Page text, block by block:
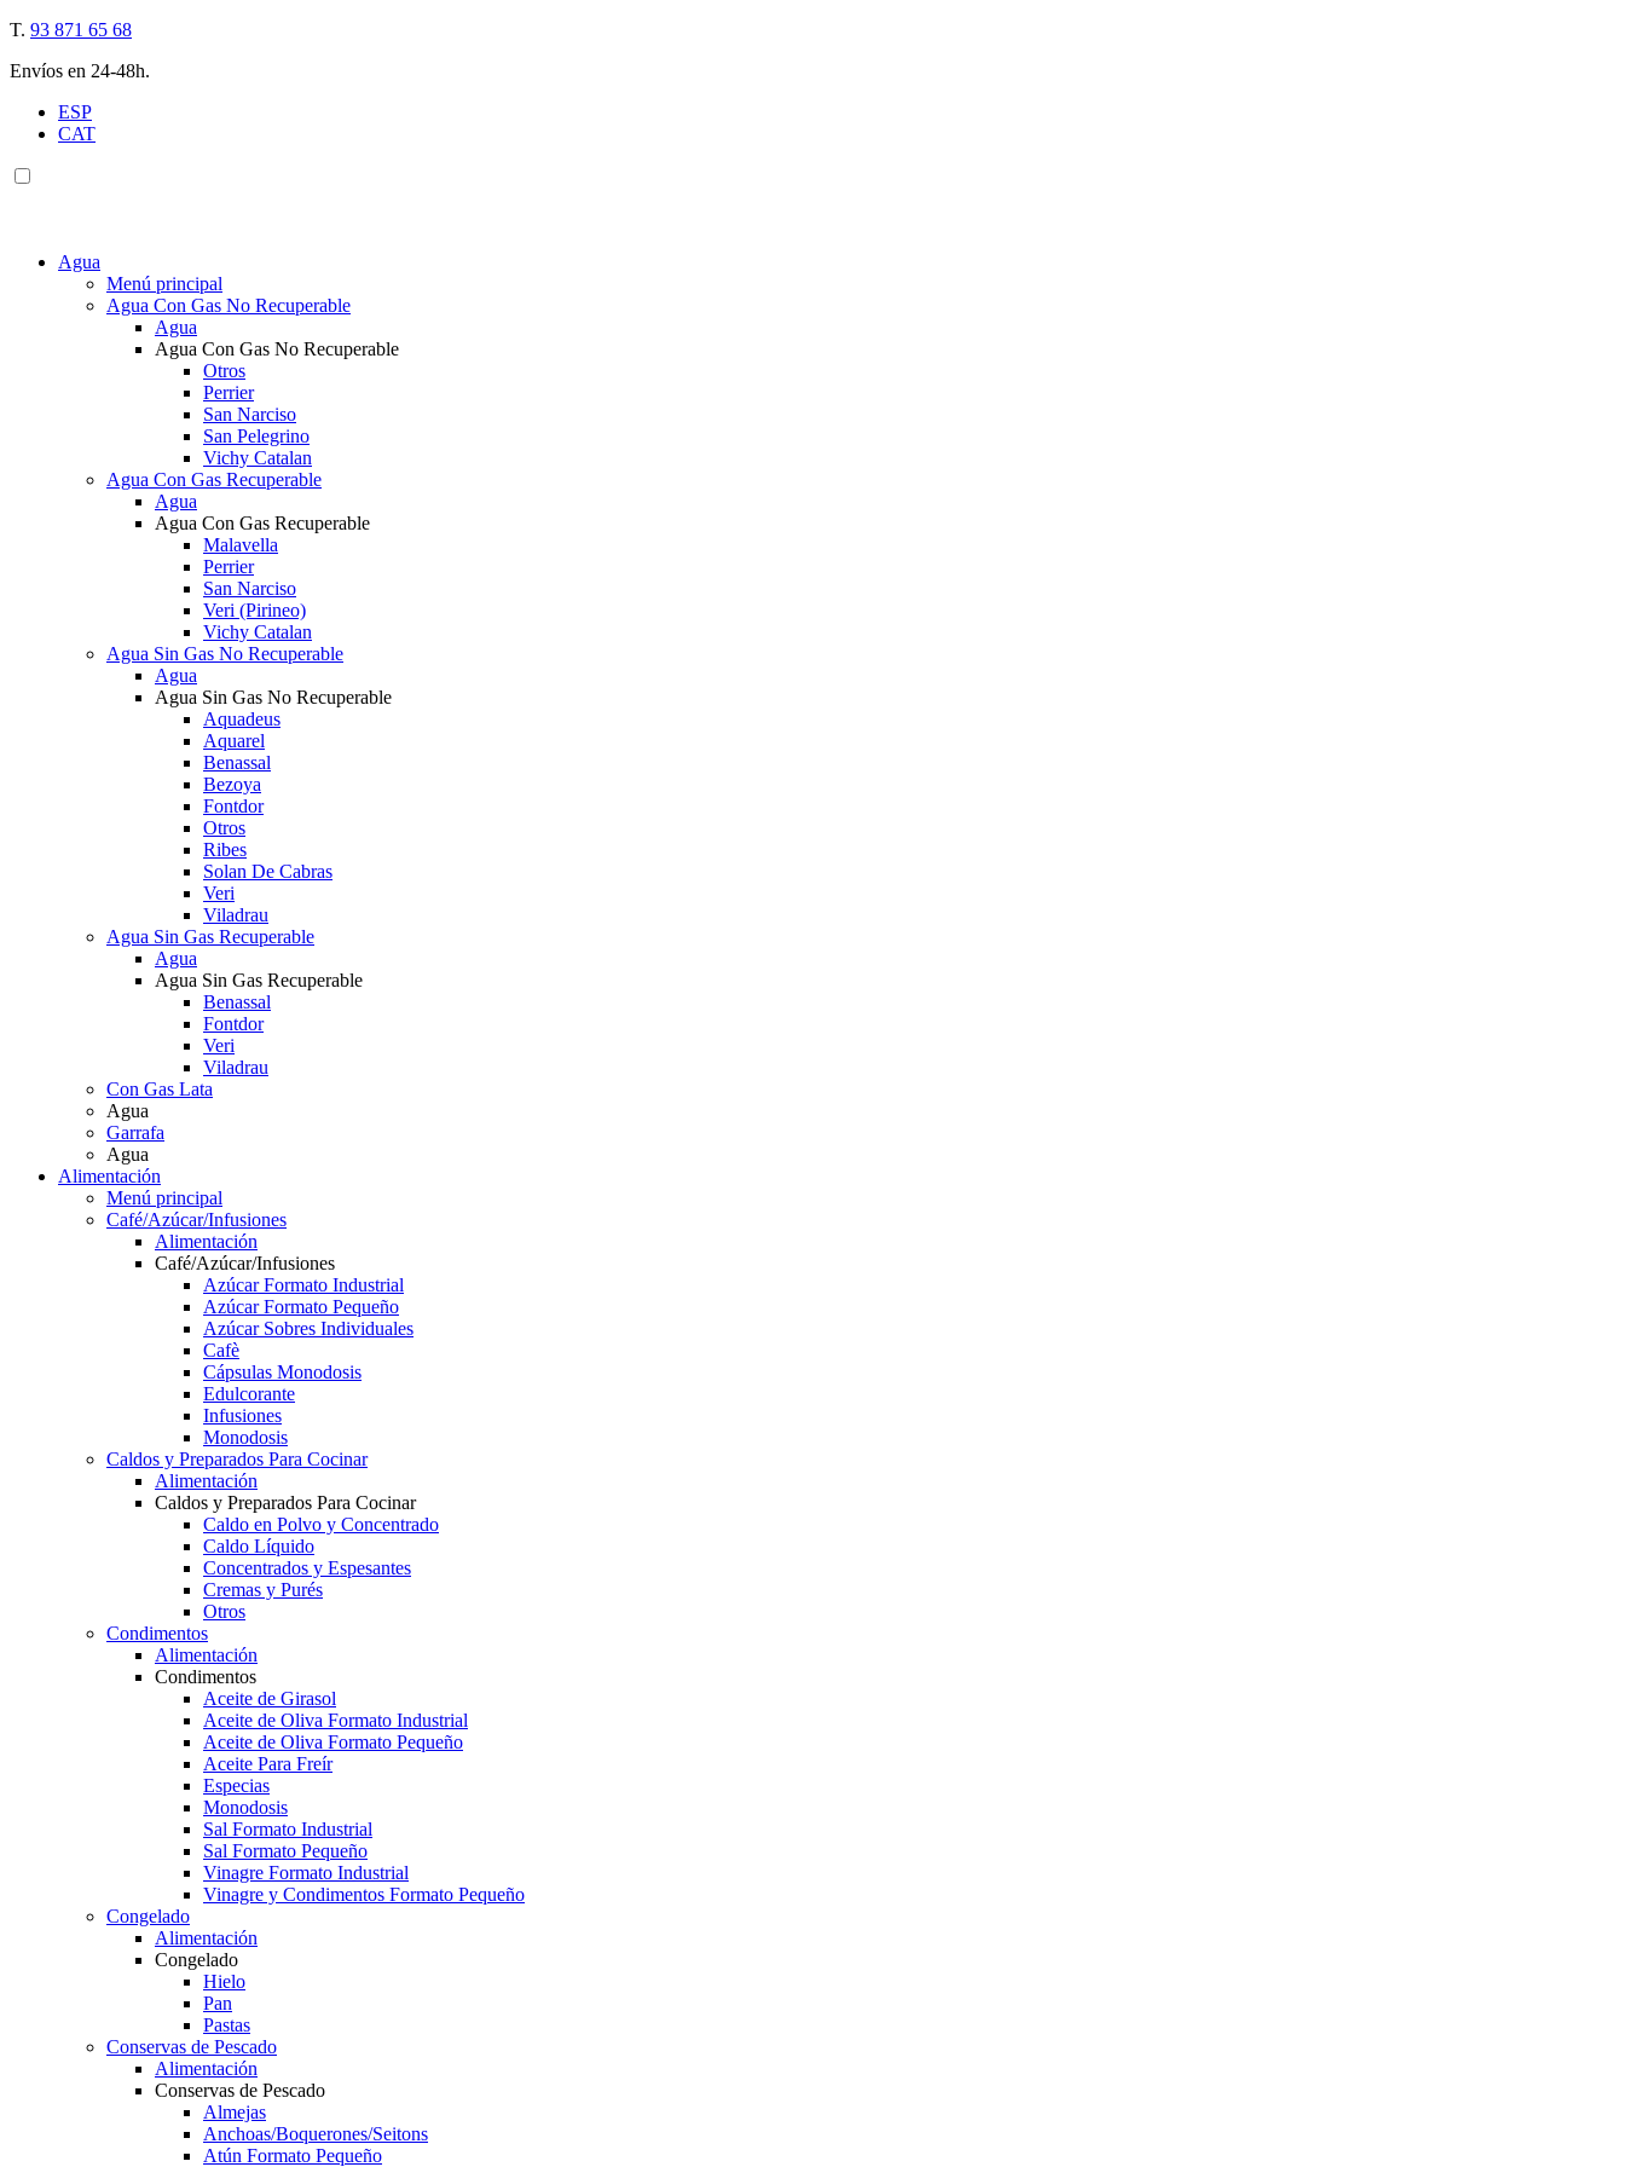
T. 93 871 65 68
Envíos en 24-48h.
ESP
CAT
Agua
Menú principal
Agua Con Gas No Recuperable
Agua
Agua Con Gas No Recuperable
Otros
Perrier
San Narciso
San Pelegrino
Vichy Catalan
Agua Con Gas Recuperable
Agua
Agua Con Gas Recuperable
Malavella
Perrier
San Narciso
Veri (Pirineo)
Vichy Catalan
Agua Sin Gas No Recuperable
Agua
Agua Sin Gas No Recuperable
Aquadeus
Aquarel
Benassal
Bezoya
Fontdor
Otros
Ribes
Solan De Cabras
Veri
Viladrau
Agua Sin Gas Recuperable
Agua
Agua Sin Gas Recuperable
Benassal
Fontdor
Veri
Viladrau
Con Gas Lata
Agua
Garrafa
Agua
Alimentación
Menú principal
Café/Azúcar/Infusiones
Alimentación
Café/Azúcar/Infusiones
Azúcar Formato Industrial
Azúcar Formato Pequeño
Azúcar Sobres Individuales
Cafè
Cápsulas Monodosis
Edulcorante
Infusiones
Monodosis
Caldos y Preparados Para Cocinar
Alimentación
Caldos y Preparados Para Cocinar
Caldo en Polvo y Concentrado
Caldo Líquido
Concentrados y Espesantes
Cremas y Purés
Otros
Condimentos
Alimentación
Condimentos
Aceite de Girasol
Aceite de Oliva Formato Industrial
Aceite de Oliva Formato Pequeño
Aceite Para Freír
Especias
Monodosis
Sal Formato Industrial
Sal Formato Pequeño
Vinagre Formato Industrial
Vinagre y Condimentos Formato Pequeño
Congelado
Alimentación
Congelado
Hielo
Pan
Pastas
Conservas de Pescado
Alimentación
Conservas de Pescado
Almejas
Anchoas/Boquerones/Seitons
Atún Formato Pequeño